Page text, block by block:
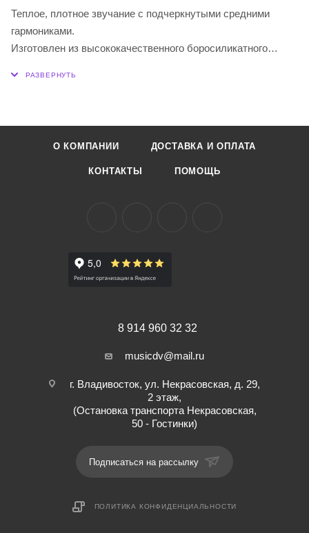
Теплое, плотное звучание с подчеркнутыми средними
гармониками.
Изготовлен из высококачественного боросиликатного
звучания. Изготовлен из боросиликатного стекла высокого
качества, термообработка позволяет создать безупречную
О КОМПАНИИ ДОСТАВКА И ОПЛАТА
КОНТАКТЫ ПОМОЩЬ
8 914 960 32 32
musicdv@mail.ru
г. Владивосток, ул. Некрасовская, д. 29,
2 этаж,
(Остановка транспорта Некрасовская,
50 - Гостинки)
Подписаться на рассылку
ПОЛИТИКА КОНФИДЕНЦИАЛЬНОСТИ